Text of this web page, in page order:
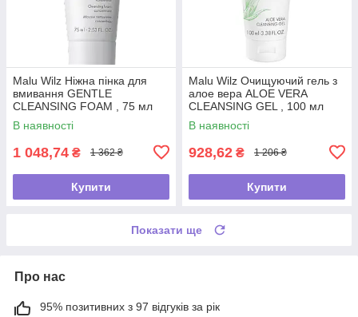
Malu Wilz Ніжна пінка для
вмивання GENTLE
CLEANSING FOAM , 75 мл
В наявності
1 048,74 ₴ 1 362 ₴
Купити
Malu Wilz Очищуючий гель з
алое вера ALOE VERA
CLEANSING GEL , 100 мл
В наявності
928,62 ₴ 1 206 ₴
Купити
Показати ще
Про нас
95% позитивних з 97 відгуків за рік